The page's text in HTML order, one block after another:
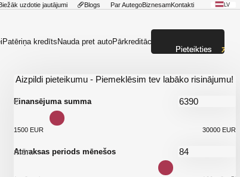
uzdotie jautājumi Blogs Par AutegoBiznesamKontakti LV
Patēriņa kredītsNauda pret autoPārkreditācija
Aizpildi pieteikumu - Piemeklēsim tev labāko risinājumu!
Finansējuma summa
€
1500 EUR 30000 EUR
Atmaksas periods mēnešos
mēn.